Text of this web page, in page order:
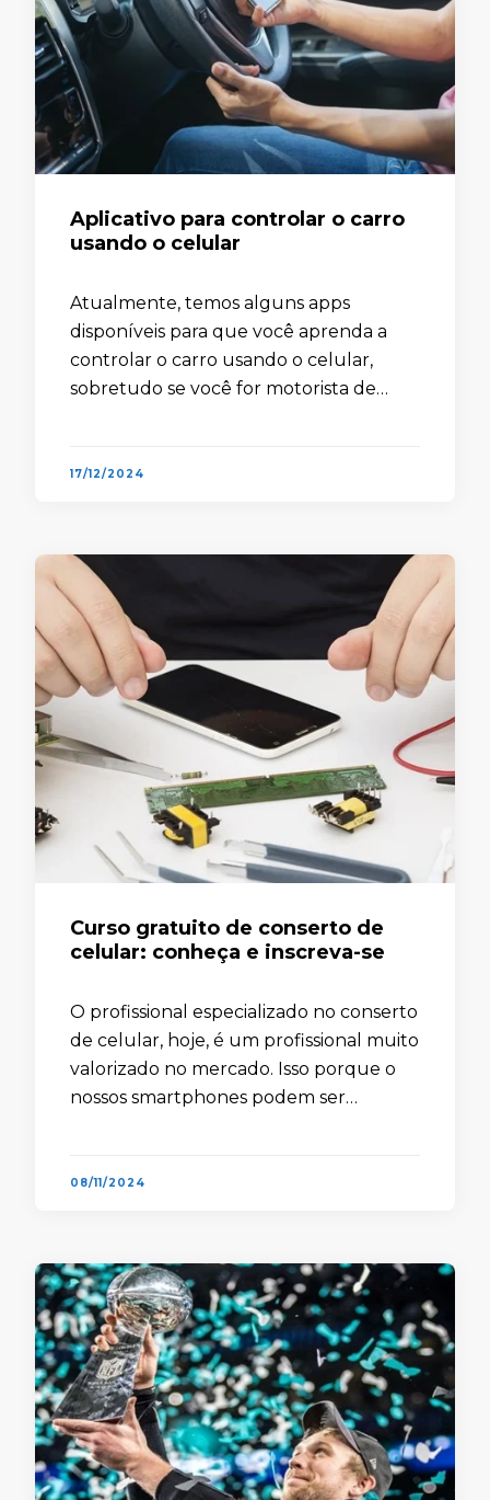
Aplicativo para controlar o carro
usando o celular
Atualmente, temos alguns apps
disponíveis para que você aprenda a
controlar o carro usando o celular,
sobretudo se você for motorista de
automóveis, sabemos que estamos …
17/12/2024
Curso gratuito de conserto de
celular: conheça e inscreva-se
O profissional especializado no conserto
de celular, hoje, é um profissional muito
valorizado no mercado. Isso porque o
nossos smartphones podem ser
Com …
08/11/2024